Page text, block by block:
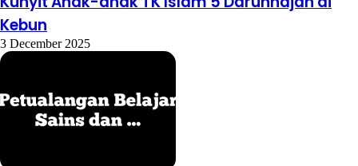
Kebun
3 December 2025